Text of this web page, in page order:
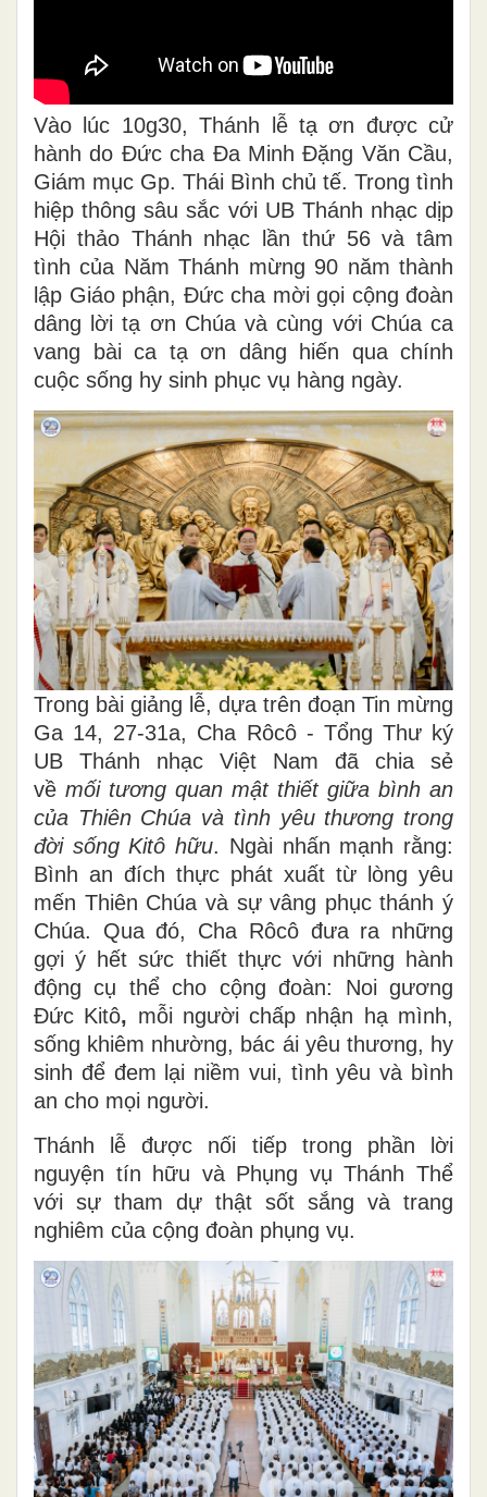
Vào lúc 10g30, Thánh lễ tạ ơn được cử
hành do Đức cha Đa Minh Đặng Văn Cầu,
Giám mục Gp. Thái Bình chủ tế. Trong tình
hiệp thông sâu sắc với UB Thánh nhạc dịp
Hội thảo Thánh nhạc lần thứ 56 và tâm
tình của Năm Thánh mừng 90 năm thành
lập Giáo phận, Đức cha mời gọi cộng đoàn
dâng lời tạ ơn Chúa và cùng với Chúa ca
vang bài ca tạ ơn dâng hiến qua chính
cuộc sống hy sinh phục vụ hàng ngày.
Trong bài giảng lễ, dựa trên đoạn Tin mừng
Ga 14, 27-31a, Cha Rôcô - Tổng Thư ký
UB Thánh nhạc Việt Nam đã chia sẻ
về mối tương quan mật thiết giữa bình an
của Thiên Chúa và tình yêu thương trong
đời sống Kitô hữu. Ngài nhấn mạnh rằng:
Bình an đích thực phát xuất từ lòng yêu
mến Thiên Chúa và sự vâng phục thánh ý
Chúa. Qua đó, Cha Rôcô đưa ra những
gợi ý hết sức thiết thực với những hành
động cụ thể cho cộng đoàn: Noi gương
Đức Kitô, mỗi người chấp nhận hạ mình,
sống khiêm nhường, bác ái yêu thương, hy
sinh để đem lại niềm vui, tình yêu và bình
an cho mọi người.
Thánh lễ được nối tiếp trong phần lời
nguyện tín hữu và Phụng vụ Thánh Thể
với sự tham dự thật sốt sắng và trang
nghiêm của cộng đoàn phụng vụ.